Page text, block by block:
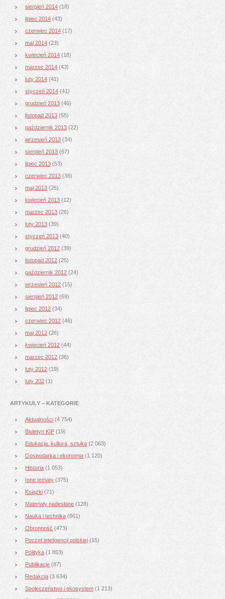
sierpień 2014 (18)
lipiec 2014 (43)
czerwiec 2014 (17)
maj 2014 (23)
kwiecień 2014 (18)
marzec 2014 (43)
luty 2014 (41)
styczeń 2014 (41)
grudzień 2013 (46)
listopad 2013 (55)
październik 2013 (22)
wrzesień 2013 (34)
sierpień 2013 (67)
lipiec 2013 (53)
czerwiec 2013 (36)
maj 2013 (26)
kwiecień 2013 (12)
marzec 2013 (26)
luty 2013 (39)
styczeń 2013 (40)
grudzień 2012 (39)
listopad 2012 (25)
październik 2012 (24)
wrzesień 2012 (15)
sierpień 2012 (69)
lipiec 2012 (34)
czerwiec 2012 (46)
maj 2012 (26)
kwiecień 2012 (44)
marzec 2012 (36)
luty 2012 (19)
luty 202 (1)
ARTYKUŁY – KATEGORIE
Aktualności (4 754)
Biuletyn KIP (19)
Edukacja, kultura, sztuka (2 063)
Gospodarka i ekonomia (1 120)
Historia (1 053)
Inne tematy (375)
Książki (71)
Materiały nadesłane (128)
Nauka i technika (861)
Obronność (473)
Poczet inteligencji polskiej (15)
Polityka (1 853)
Publikacje (87)
Redakcja (3 634)
Społeczeństwo i ekosystem (1 213)